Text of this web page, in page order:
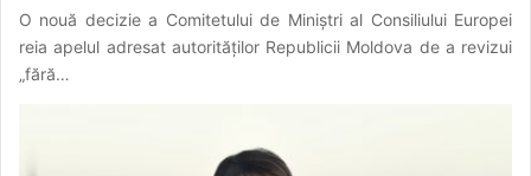
O nouă decizie a Comitetului de Miniștri al Consiliului Europei
reia apelul adresat autorităților Republicii Moldova de a revizui
„fără…